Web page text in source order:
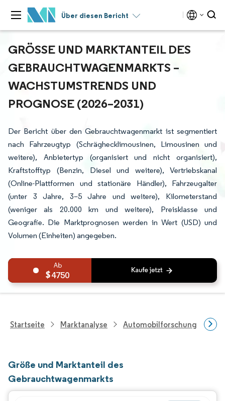
Über diesen Bericht
GRÖSSE UND MARKTANTEIL DES G
EBRAUCHTWAGENMARKTS – W
ACHSTUMSTRENDS UND P
ROGNOSE (2026–2031)
Der Bericht über den Gebrauchtwagenmarkt ist segmentiert
nach Fahrzeugtyp (Schräghecklimousinen, Limousinen und
weitere), Anbietertyp (organisiert und nicht organisiert),
Kraftstofftyp (Benzin, Diesel und weitere), Vertriebskanal
(Online-Plattformen und stationäre Händler), Fahrzeugalter
(unter 3 Jahre, 3–5 Jahre und weitere), Kilometerstand
(weniger als 20.000 km und weitere), Preisklasse und
Geografie. Die Marktprognosen werden in Wert (USD) und
Volumen (Einheiten) angegeben.
4750
Startseite Marktanalyse Automobilforschung
Größe und Marktanteil des
Gebrauchtwagenmarkts